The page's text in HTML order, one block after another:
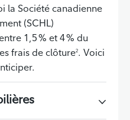
la Société canadienne
(SCHL)
1,5 % et 4 % du
frais de clôture2. Voici